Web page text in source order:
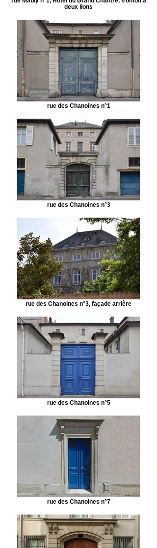
deux lions
rue des Chanoines n°1
rue des Chanoines n°3
rue des Chanoines n°3, façade arrière
rue des Chanoines n°5
rue des Chanoines n°7